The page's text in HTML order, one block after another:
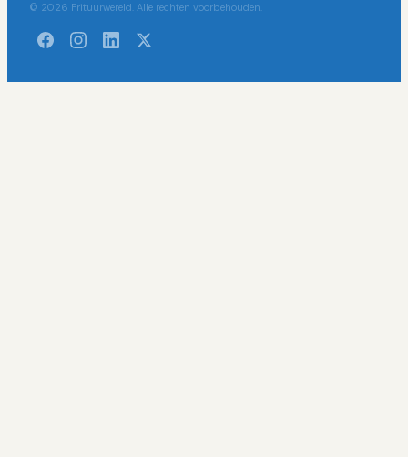
© 2026 Frituurwereld. Alle rechten voorbehouden.